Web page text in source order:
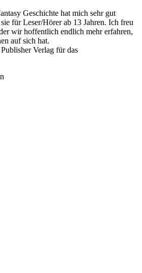
Geschichte hat mich sehr gut
für Leser/Hörer ab 13 Jahren. Ich freu
wir hoffentlich endlich mehr erfahren,
auf sich hat.
Verlag für das